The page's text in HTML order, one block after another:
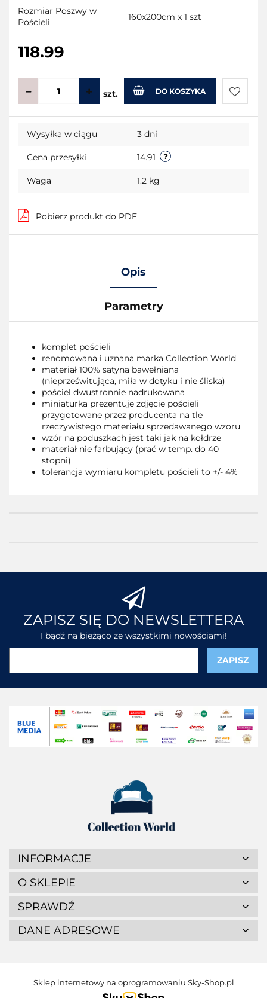
Rozmiar Poszwy w
Pościeli
160x200cm x 1 szt
118.99
szt. DO KOSZYKA
Do
Wysyłka w ciągu 3 dni
Cena przesyłki 14.91
Waga 1.2 kg
Pobierz produkt do PDF
Opis
Parametry
komplet pościeli
renomowana i uznana marka Collection World
materiał 100% satyna bawełniana
(nieprześwitująca, miła w dotyku i nie śliska)
pościel dwustronnie nadrukowana
miniaturka prezentuje zdjęcie pościeli
przygotowane przez producenta na tle
rzeczywistego materiału sprzedawanego wzoru
wzór na poduszkach jest taki jak na kołdrze
materiał nie farbujący (prać w temp. do 40
stopni)
tolerancja wymiaru kompletu pościeli to +/- 4%
ZAPISZ SIĘ DO NEWSLETTERA
I bądź na bieżąco ze wszystkimi nowościami!
INFORMACJE
O SKLEPIE
SPRAWDŹ
DANE ADRESOWE
Sklep internetowy na oprogramowaniu Sky-Shop.pl